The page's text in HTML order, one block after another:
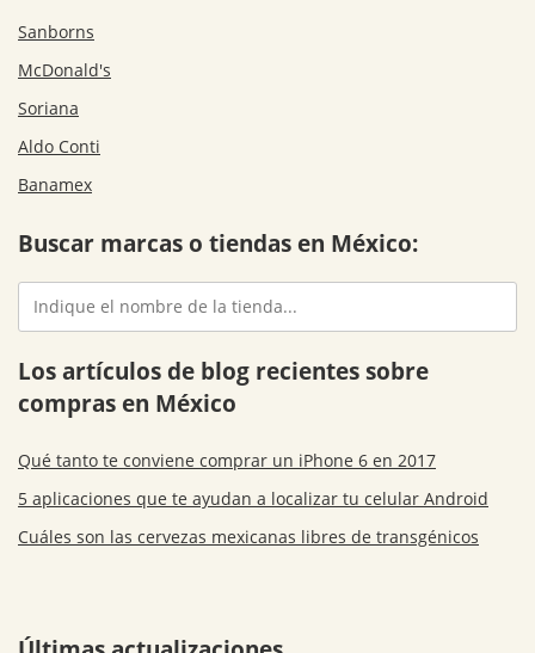
Sanborns
McDonald's
Soriana
Aldo Conti
Banamex
Buscar marcas o tiendas en México:
Los artículos de blog recientes sobre
compras en México
Qué tanto te conviene comprar un iPhone 6 en 2017
5 aplicaciones que te ayudan a localizar tu celular Android
Cuáles son las cervezas mexicanas libres de transgénicos